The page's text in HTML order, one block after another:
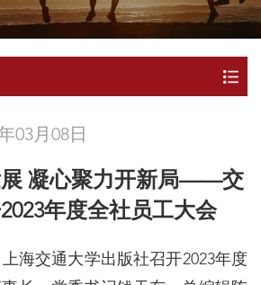
03月08日
展 凝心聚力开新局——交
年度全社员工大会
交通大学出版社召开2023年度